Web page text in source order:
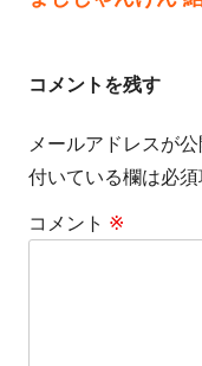
ビ
ゲ
ー
シ
コメントを残す
メールアドレスが
付いている欄は必
コメント ※